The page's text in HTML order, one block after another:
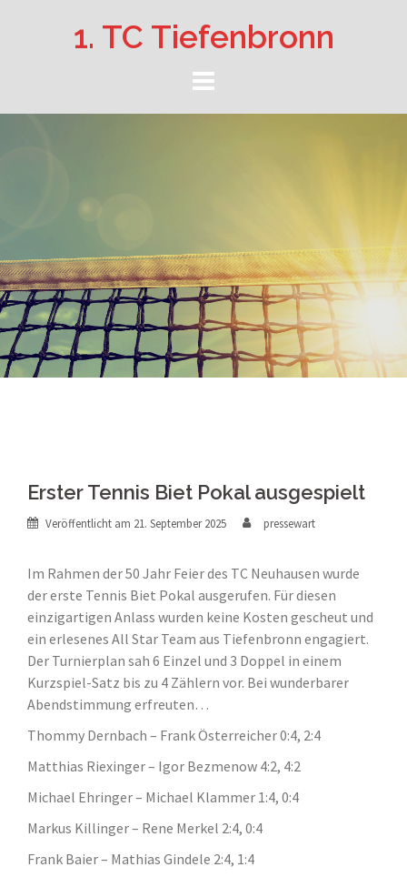
1. TC Tiefenbronn
Erster Tennis Biet Pokal ausgespielt
Veröffentlicht am 21. September 2025 pressewart
Im Rahmen der 50 Jahr Feier des TC Neuhausen wurde
der erste Tennis Biet Pokal ausgerufen. Für diesen
einzigartigen Anlass wurden keine Kosten gescheut und
ein erlesenes All Star Team aus Tiefenbronn engagiert.
Der Turnierplan sah 6 Einzel und 3 Doppel in einem
Kurzspiel-Satz bis zu 4 Zählern vor. Bei wunderbarer
Abendstimmung erfreuten…
Thommy Dernbach – Frank Österreicher 0:4, 2:4
Matthias Riexinger – Igor Bezmenow 4:2, 4:2
Michael Ehringer – Michael Klammer 1:4, 0:4
Markus Killinger – Rene Merkel 2:4, 0:4
Frank Baier – Mathias Gindele 2:4, 1:4